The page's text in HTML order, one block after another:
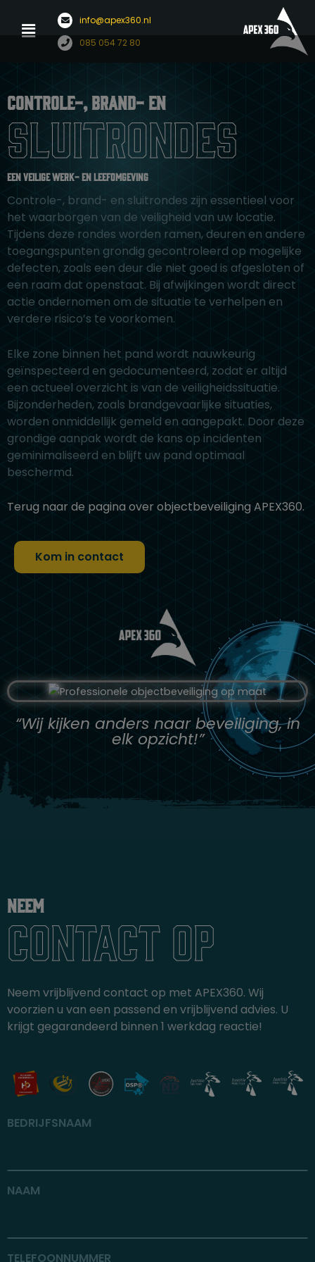
inhoud
info@apex360.nl
085 054 72 80
Menu
Controle-, brand- en
sluitrondes
Een veilige werk- en leefomgeving
Controle-, brand- en sluitrondes zijn essentieel voor
het waarborgen van de veiligheid van uw locatie.
Tijdens deze rondes worden ramen, deuren en andere
toegangspunten grondig gecontroleerd op mogelijke
defecten, zoals een deur die niet goed is afgesloten of
een raam dat openstaat. Bij afwijkingen wordt direct
actie ondernomen om de situatie te verhelpen en
verdere risico’s te voorkomen.
Elke zone binnen het pand wordt nauwkeurig
geïnspecteerd en gedocumenteerd, zodat er altijd
een actueel overzicht is van de veiligheidssituatie.
Bijzonderheden, zoals brandgevaarlijke situaties,
worden onmiddellijk gemeld en aangepakt. Door deze
grondige aanpak wordt de kans op incidenten
geminimaliseerd en blijft uw pand optimaal
beschermd.
Terug naar de pagina over objectbeveiliging APEX360.
Kom in contact
“Wij kijken anders naar beveiliging, in
elk opzicht!”
Neem
contact op
Neem vrijblijvend contact op met APEX360. Wij
voorzien u van een passend en vrijblijvend advies. U
krijgt gegarandeerd binnen 1 werkdag reactie!
BEDRIJFSNAAM
NAAM
TELEFOONNUMMER